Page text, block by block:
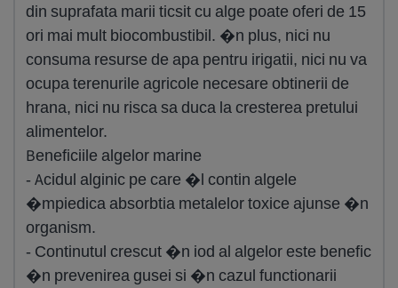
din suprafata marii ticsit cu alge poate oferi de 15
ori mai mult biocombustibil. �n plus, nici nu
consuma resurse de apa pentru irigatii, nici nu va
ocupa terenurile agricole necesare obtinerii de
hrana, nici nu risca sa duca la cresterea pretului
alimentelor.
Beneficiile algelor marine
- Acidul alginic pe care �l contin algele
�mpiedica absorbtia metalelor toxice ajunse �n
organism.
- Continutul crescut �n iod al algelor este benefic
�n prevenirea gusei si �n cazul functionarii